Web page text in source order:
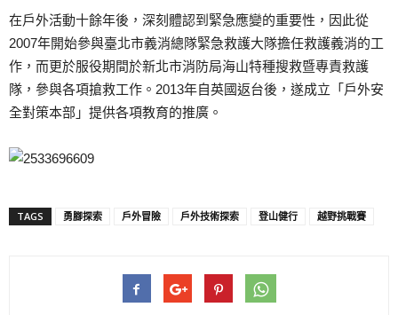
在戶外活動十餘年後，深刻體認到緊急應變的重要性，因此從
2007年開始參與臺北市義消總隊緊急救護大隊擔任救護義消的工
作，而更於服役期間於新北市消防局海山特種搜救暨專責救護
隊，參與各項搶救工作。2013年自英國返台後，遂成立「戶外安
全對策本部」提供各項教育的推廣。
TAGS 勇腳探索 戶外冒險 戶外技術探索 登山健行 越野挑戰賽